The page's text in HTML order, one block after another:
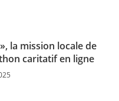
la mission locale de
caritatif en ligne